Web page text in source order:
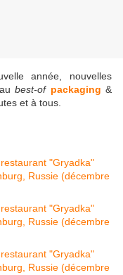
année, nouvelles
best-of packaging &
et à tous.